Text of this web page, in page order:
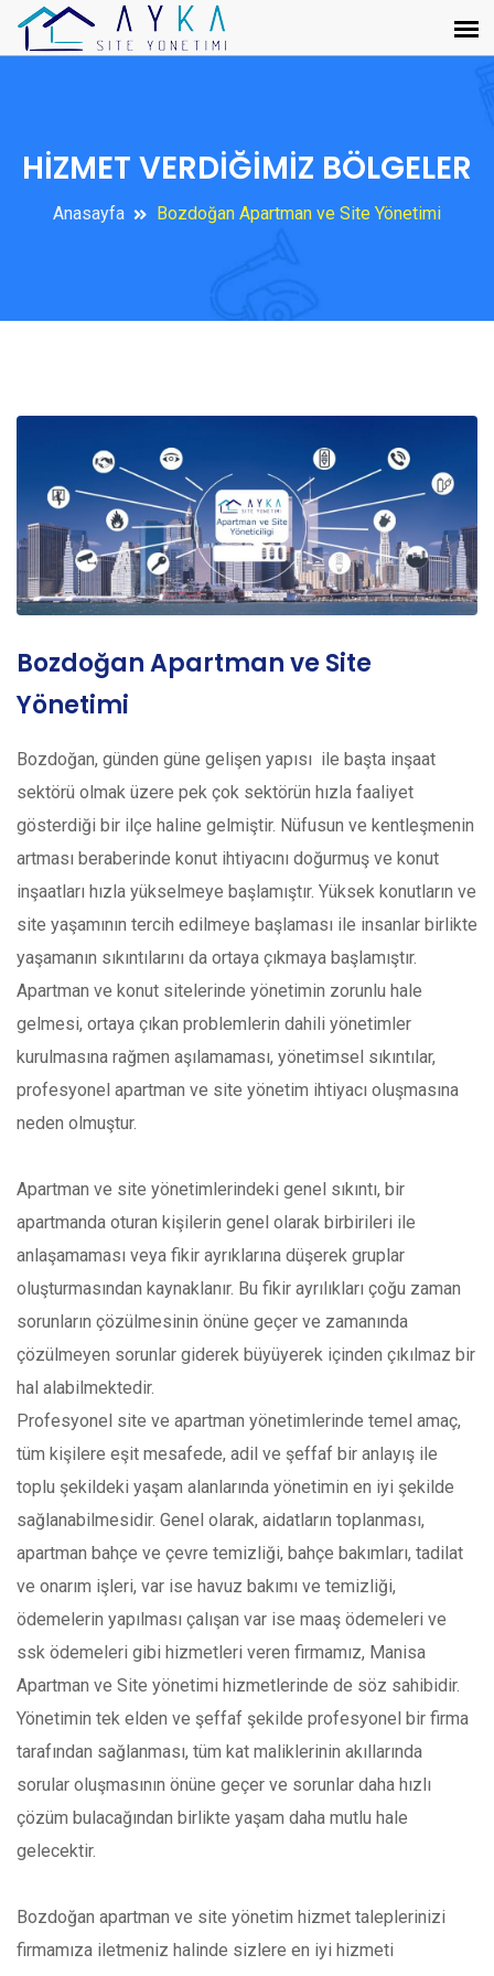
HİZMET VERDİĞİMİZ BÖLGELER
Anasayfa Bozdoğan Apartman ve Site Yönetimi
Bozdoğan Apartman ve Site
Yönetimi
Bozdoğan, günden güne gelişen yapısı ile başta inşaat
sektörü olmak üzere pek çok sektörün hızla faaliyet
gösterdiği bir ilçe haline gelmiştir. Nüfusun ve kentleşmenin
artması beraberinde konut ihtiyacını doğurmuş ve konut
inşaatları hızla yükselmeye başlamıştır. Yüksek konutların ve
site yaşamının tercih edilmeye başlaması ile insanlar birlikte
yaşamanın sıkıntılarını da ortaya çıkmaya başlamıştır.
Apartman ve konut sitelerinde yönetimin zorunlu hale
gelmesi, ortaya çıkan problemlerin dahili yönetimler
kurulmasına rağmen aşılamaması, yönetimsel sıkıntılar,
profesyonel apartman ve site yönetim ihtiyacı oluşmasına
neden olmuştur.
Apartman ve site yönetimlerindeki genel sıkıntı, bir
apartmanda oturan kişilerin genel olarak birbirileri ile
anlaşamaması veya fikir ayrıklarına düşerek gruplar
oluşturmasından kaynaklanır. Bu fikir ayrılıkları çoğu zaman
sorunların çözülmesinin önüne geçer ve zamanında
çözülmeyen sorunlar giderek büyüyerek içinden çıkılmaz bir
hal alabilmektedir.
Profesyonel site ve apartman yönetimlerinde temel amaç,
tüm kişilere eşit mesafede, adil ve şeffaf bir anlayış ile
toplu şekildeki yaşam alanlarında yönetimin en iyi şekilde
sağlanabilmesidir. Genel olarak, aidatların toplanması,
apartman bahçe ve çevre temizliği, bahçe bakımları, tadilat
ve onarım işleri, var ise havuz bakımı ve temizliği,
ödemelerin yapılması çalışan var ise maaş ödemeleri ve
ssk ödemeleri gibi hizmetleri veren firmamız, Manisa
Apartman ve Site yönetimi hizmetlerinde de söz sahibidir.
Yönetimin tek elden ve şeffaf şekilde profesyonel bir firma
tarafından sağlanması, tüm kat maliklerinin akıllarında
sorular oluşmasının önüne geçer ve sorunlar daha hızlı
çözüm bulacağından birlikte yaşam daha mutlu hale
gelecektir.
Bozdoğan apartman ve site yönetim hizmet taleplerinizi
firmamıza iletmeniz halinde sizlere en iyi hizmeti